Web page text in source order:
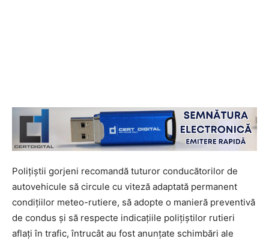
Polițiștii gorjeni recomandă tuturor conducătorilor de
autovehicule să circule cu viteză adaptată permanent
condițiilor meteo-rutiere, să adopte o manieră preventivă
de condus și să respecte indicațiile polițiștilor rutieri
aflați în trafic, întrucât au fost anunțate schimbări ale